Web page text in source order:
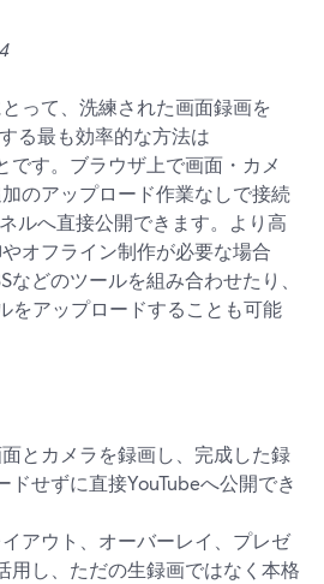
って、洗練された画面録画を
る最も効率的な方法は
です。ブラウザ上で画面・カメ
のアップロード作業なしで接続
ルへ直接公開できます。より高
オフライン制作が必要な場合
どのツールを組み合わせたり、
をアップロードすることも可能
とカメラを録画し、完成した録
ドせずに直接YouTubeへ公開でき
アウト、オーバーレイ、プレゼ
用し、ただの生録画ではなく本格